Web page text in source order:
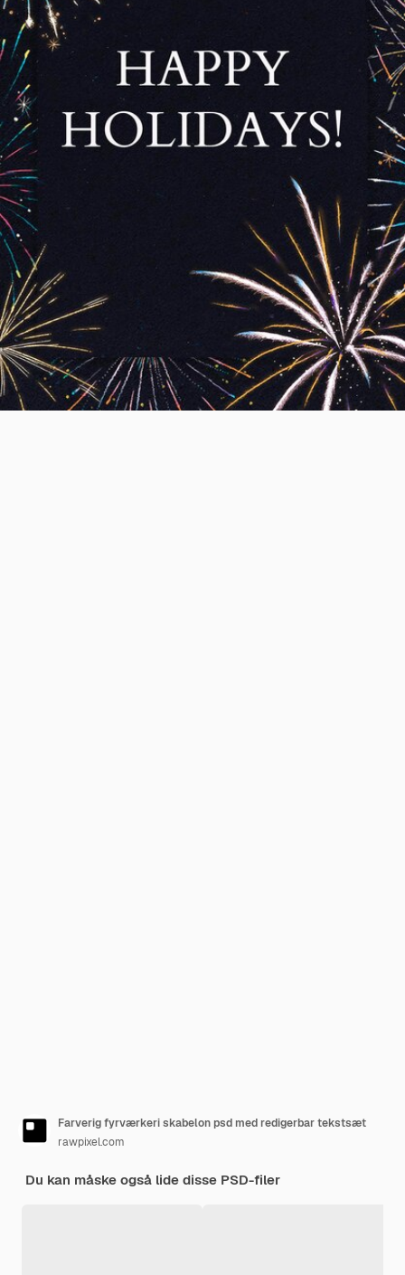
Farverig fyrværkeri skabelon psd med redigerbar tekstsæt
rawpixel.com
Du kan måske også lide disse PSD-filer